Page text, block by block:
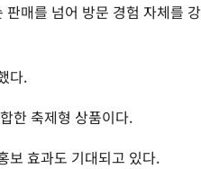
매를 넘어 방문 경험 자체를 강
다.
한 축제형 상품이다.
보 효과도 기대되고 있다.